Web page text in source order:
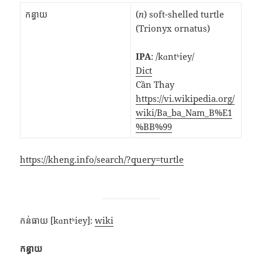
កន្ធាយ (n) soft-shelled turtle
(Trionyx ornatus)
IPA: /kɑntʰiey/
Dict
Cần Thay
https://vi.wikipedia.org/
wiki/Ba_ba_Nam_B%E1
%BB%99
https://kheng.info/search/?query=turtle
កន់ធាយ [kɑntʰiey]:wiki
កន្ធាយ